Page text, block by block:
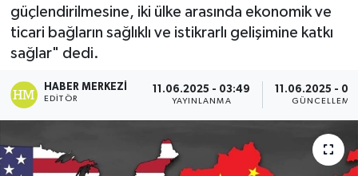
güçlendirilmesine, iki ülke arasında ekonomik ve
ticari bağların sağlıklı ve istikrarlı gelişimine katkı
sağlar" dedi.
HABER MERKEZI
EDITÖR
11.06.2025 - 03:49
YAYINLANMA
11.06.2025 -
GÜNCELLEME